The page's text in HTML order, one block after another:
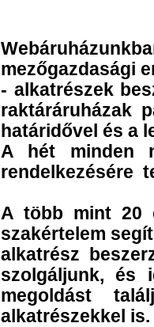
mezőgazdasági
- alkatrészek
raktáráruházak
határidővel és a
A hét minden
rendelkezésére
A több mint 20
szakértelem
alkatrész
szolgáljunk, és
megoldást
alkatrészekkel is.